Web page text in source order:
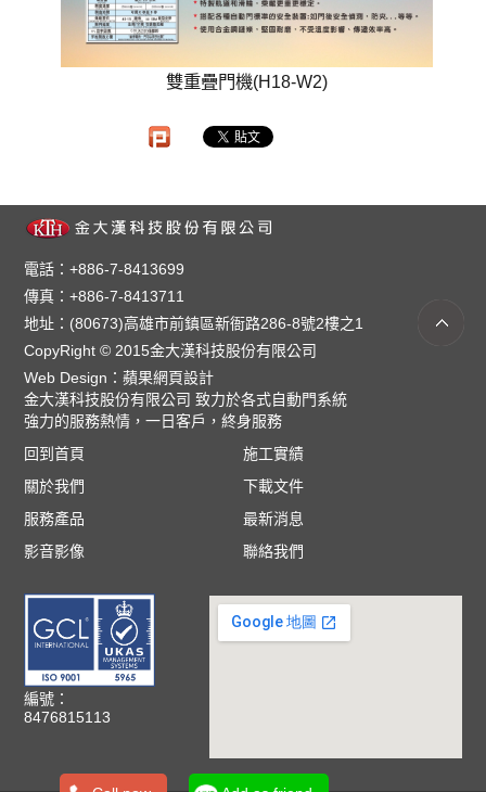
雙重疊門機(H18-W2)
電話：+886-7-8413699
傳真：+886-7-8413711
地址：(80673)高雄市前鎮區新衙路286-8號2樓之1
CopyRight © 2015金大漢科技股份有限公司
Web Design：蘋果網頁設計
金大漢科技股份有限公司 致力於各式自動門系統
強力的服務熱情，一日客戶，終身服務
回到首頁
施工實績
關於我們
下載文件
服務產品
最新消息
影音影像
聯絡我們
編號：
8476815113